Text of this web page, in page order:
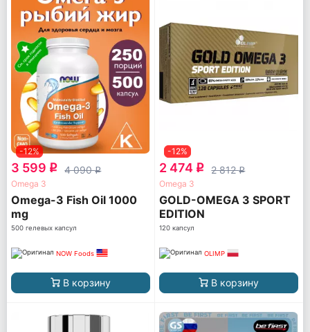
-12%
3 599 q 4 090q
Omega 3
Omega-3 Fish Oil 1000
mg
500 гелевых капсул
NOW Foods
В корзину
-12%
2 474 q 2 812q
Omega 3
GOLD-OMEGA 3 SPORT
EDITION
120 капсул
OLIMP
В корзину